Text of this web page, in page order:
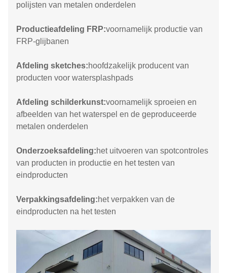
polijsten van metalen onderdelen
Productieafdeling FRP:voornamelijk productie van
FRP-glijbanen
Afdeling sketches:hoofdzakelijk producent van
producten voor watersplashpads
Afdeling schilderkunst:voornamelijk sproeien en
afbeelden van het waterspel en de geproduceerde
metalen onderdelen
Onderzoeksafdeling:het uitvoeren van spotcontroles
van producten in productie en het testen van
eindproducten
Verpakkingsafdeling:het verpakken van de
eindproducten na het testen